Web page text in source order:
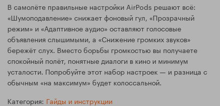
В самолёте правильные настройки AirPods решают всё:
«Шумоподавление» снижает фоновый гул, «Прозрачный
режим» и «Адаптивное аудио» оставляют голосовые
объявления слышимыми, а «Снижение громких звуков»
бережёт слух. Вместо борьбы громкостью вы получаете
спокойный полёт, понятные диалоги в кино и минимум
усталости. Попробуйте этот набор настроек — и разница с
обычным «на максимум» будет колоссальной.
Категория: Гайды и инструкции